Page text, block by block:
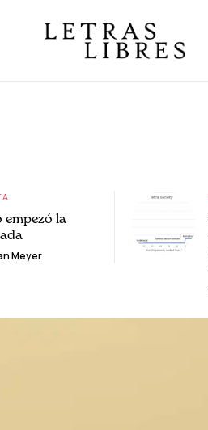
empezó la
Meyer